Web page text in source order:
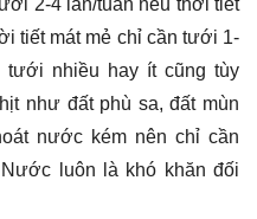
2-4 lần/tuần nếu thời tiết
tiết mát mẻ chỉ cần tưới 1-
nhiều hay ít cũng tùy
như đất phù sa, đất mùn
nước kém nên chỉ cần
luôn là khó khăn đối